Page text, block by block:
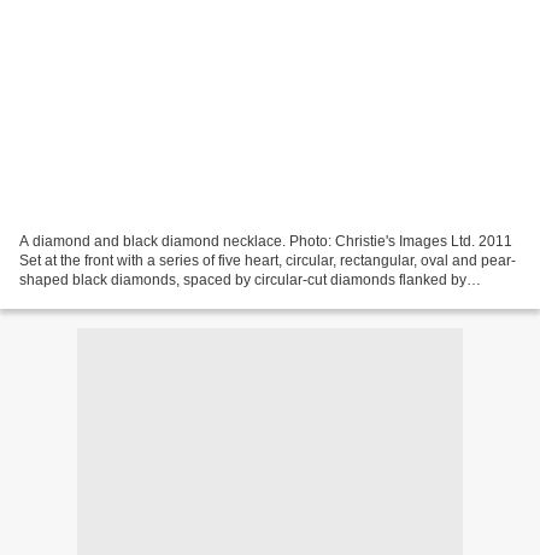
A diamond and black diamond necklace. Photo: Christie's Images Ltd. 2011
Set at the front with a series of five heart, circular, rectangular, oval and pear-
shaped black diamonds, spaced by circular-cut diamonds flanked by